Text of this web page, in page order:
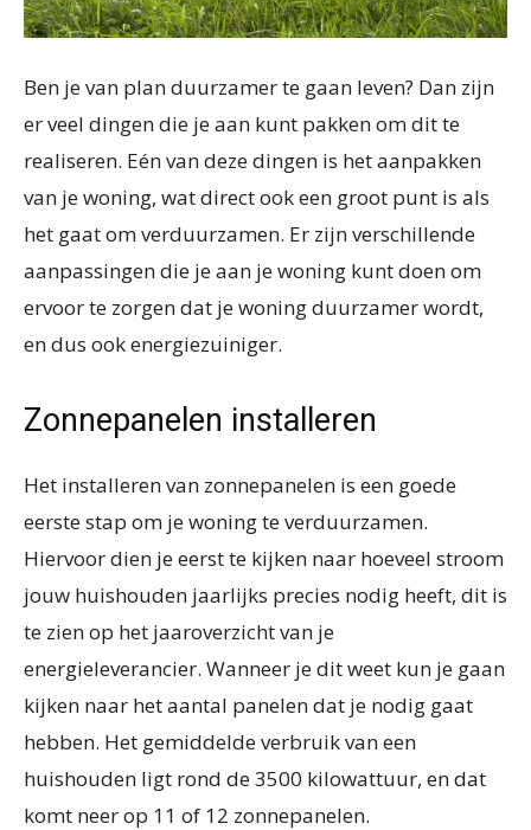
Ben je van plan duurzamer te gaan leven? Dan zijn
er veel dingen die je aan kunt pakken om dit te
realiseren. Eén van deze dingen is het aanpakken
van je woning, wat direct ook een groot punt is als
het gaat om verduurzamen. Er zijn verschillende
aanpassingen die je aan je woning kunt doen om
ervoor te zorgen dat je woning duurzamer wordt,
en dus ook energiezuiniger.
Zonnepanelen installeren
Het installeren van zonnepanelen is een goede
eerste stap om je woning te verduurzamen.
Hiervoor dien je eerst te kijken naar hoeveel stroom
jouw huishouden jaarlijks precies nodig heeft, dit is
te zien op het jaaroverzicht van je
energieleverancier. Wanneer je dit weet kun je gaan
kijken naar het aantal panelen dat je nodig gaat
hebben. Het gemiddelde verbruik van een
huishouden ligt rond de 3500 kilowattuur, en dat
komt neer op 11 of 12 zonnepanelen.